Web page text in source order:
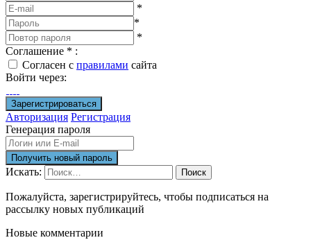
*
*
*
Соглашение * :
Согласен с правилами сайта
Войти через:
Авторизация Регистрация
Генерация пароля
Искать: Поиск
Пожалуйста, зарегистрируйтесь, чтобы подписаться на
рассылку новых публикаций
Новые комментарии